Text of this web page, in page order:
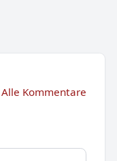
Alle Kommentare